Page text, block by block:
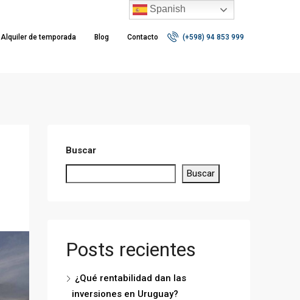
Alquiler de temporada Blog Contacto (+598) 94 853 999
Buscar
Buscar
Posts recientes
¿Qué rentabilidad dan las
inversiones en Uruguay?
Spanish